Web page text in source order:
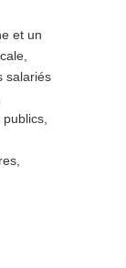
et un
salariés